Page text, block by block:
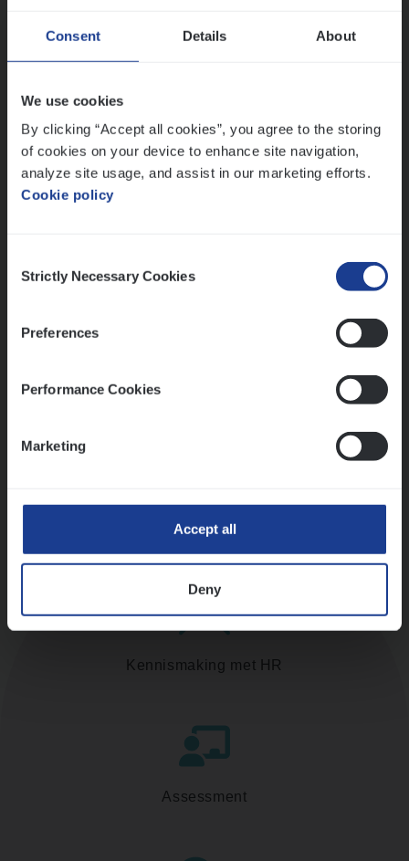
Consent Details About
We use cookies
By clicking “Accept all cookies”, you agree to the storing
of cookies on your device to enhance site navigation,
analyze site usage, and assist in our marketing efforts.
Cookie policy
Selection
Strictly Necessary Cookies
Preferences
Performance Cookies
Marketing
Accept all
Deny
Dos­sier­be­heer­der ver­ze­ke­rin­gen — Soci­al
Pro­fit en Public
Insurance Operations
Antwerpen
versterken
Thalia zoekt graag oplossingen, in games én op het
Ons sollicitatieproces
Kennismaking met HR
Assessment